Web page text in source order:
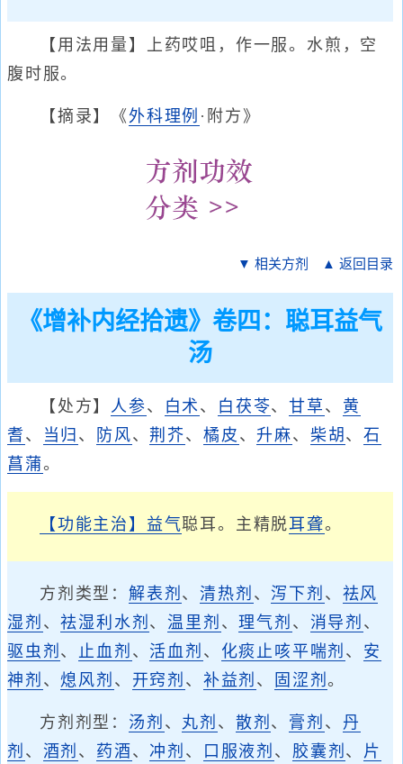
【用法用量】上药哎咀，作一服。水煎，空
腹时服。
【摘录】《外科理例 ·附方》
▼ 相关方剂 ▲ 返回目录
《增补内经拾遗》卷四：聪耳益气
汤
【处方】 人参、 白术 、 白茯苓、甘草 、 黄
耆 、 当归 、 防风、荆芥、 橘皮 、升麻、 柴胡 、石
菖蒲。
【功能主治】 益气聪耳。主精脱耳聋。
方剂类型： 解表剂 、清热剂 、 泻下剂 、 祛风
湿剂 、祛湿利水剂 、温里剂 、理气剂 、 消导剂 、
驱虫剂 、 止血剂 、 活血剂 、 化痰止咳平喘剂 、 安
神剂 、熄风剂 、 开窍剂 、 补益剂 、 固涩剂。
方剂剂型： 汤剂 、 丸剂 、 散剂 、 膏剂 、 丹
剂 、 酒剂 、 药酒 、 冲剂 、 口服液剂 、 胶囊剂 、 片